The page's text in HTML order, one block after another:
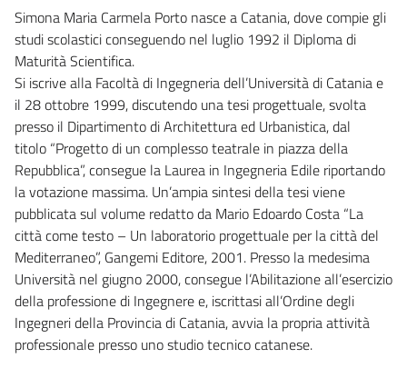
Simona Maria Carmela Porto nasce a Catania, dove compie gli
studi scolastici conseguendo nel luglio 1992 il Diploma di
Maturità Scientifica.
Si iscrive alla Facoltà di Ingegneria dell’Università di Catania e
il 28 ottobre 1999, discutendo una tesi progettuale, svolta
presso il Dipartimento di Architettura ed Urbanistica, dal
titolo “Progetto di un complesso teatrale in piazza della
Repubblica”, consegue la Laurea in Ingegneria Edile riportando
la votazione massima. Un’ampia sintesi della tesi viene
pubblicata sul volume redatto da Mario Edoardo Costa “La
città come testo – Un laboratorio progettuale per la città del
Mediterraneo”, Gangemi Editore, 2001. Presso la medesima
Università nel giugno 2000, consegue l’Abilitazione all’esercizio
della professione di Ingegnere e, iscrittasi all’Ordine degli
Ingegneri della Provincia di Catania, avvia la propria attività
professionale presso uno studio tecnico catanese.